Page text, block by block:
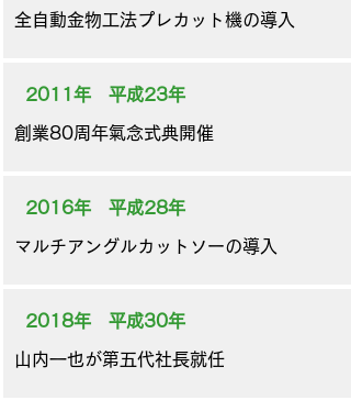
​全自動金物工法プレカット機の導入
2011年 平成23年
創業80周年氣念式典開催
2016年 平成28年
​マルチアングルカットソーの導入
2018年 平成30年
​山内一也が第五代社長就任